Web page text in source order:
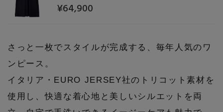
¥64,900
さっと一枚でスタイルが完成する、毎年人気のワ
ンピース。
イタリア・EURO JERSEY社のトリコット素材を
使用し、快適な着心地と美しいシルエットを両